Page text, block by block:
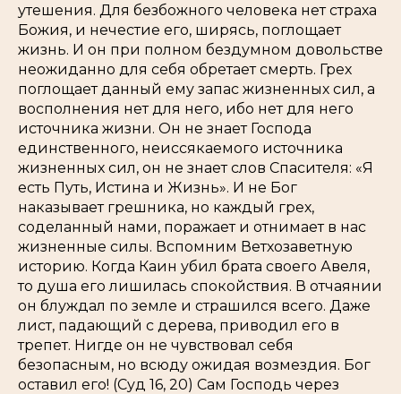
утешения. Для безбожного человека нет страха
Божия, и нечестие его, ширясь, поглощает
жизнь. И он при полном бездумном довольстве
неожиданно для себя обретает смерть. Грех
поглощает данный ему запас жизненных сил, а
восполнения нет для него, ибо нет для него
источника жизни. Он не знает Господа
единственного, неиссякаемого источника
жизненных сил, он не знает слов Спасителя: «Я
есть Путь, Истина и Жизнь». И не Бог
наказывает грешника, но каждый грех,
соделанный нами, поражает и отнимает в нас
жизненные силы. Вспомним Ветхозаветную
историю. Когда Каин убил брата своего Авеля,
то душа его лишилась спокойствия. В отчаянии
он блуждал по земле и страшился всего. Даже
лист, падающий с дерева, приводил его в
трепет. Нигде он не чувствовал себя
безопасным, но всюду ожидая возмездия. Бог
оставил его! (Суд 16, 20) Сам Господь через